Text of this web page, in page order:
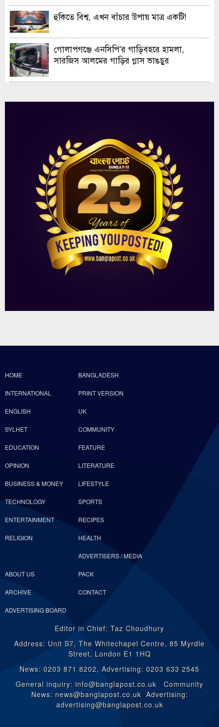
হুকিতে বিশ্ব, এখন বাঁচার উপায় মাত্র একটি!
গোলাপগঞ্জে এনসিপি’র গাড়িবহরে হামলা,
সারজিস আলমের গাড়ির গ্লাস ভাঙচুর
HOME BANGLADESH
INTERNATIONAL PRINT VERSION
ENGLISH UK
SYLHET COMMUNITY
EDUCATION FEATURE
OPINION LITERATURE
BUSINESS & MONEY LIFESTYLE
TECHNOLOGY SPORTS
ENTERTAINMENT RECIPES
RELIGION HEALTH
ABOUT US
ADVERTISERS / MEDIA
PACK
ARCHIVE CONTACT
ADVERTISING BOARD
Editor in Chief: Taz Choudhury
Address: Unit S7, The Whitechapel Centre, 85 Myrdle
Street, London E1 1HQ
News: 0203 871 8202, Advertising: 0203 633 2545
General inquiry: info@banglapost.co.uk Community
News: news@banglapost.co.uk Advertising:
advertising@banglapost.co.uk